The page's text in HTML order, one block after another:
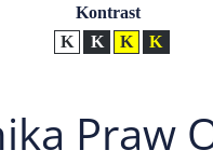
UstawieniaKontrast
Kontrast normalny
Kontrast biały tekst
Kontrast
Praw